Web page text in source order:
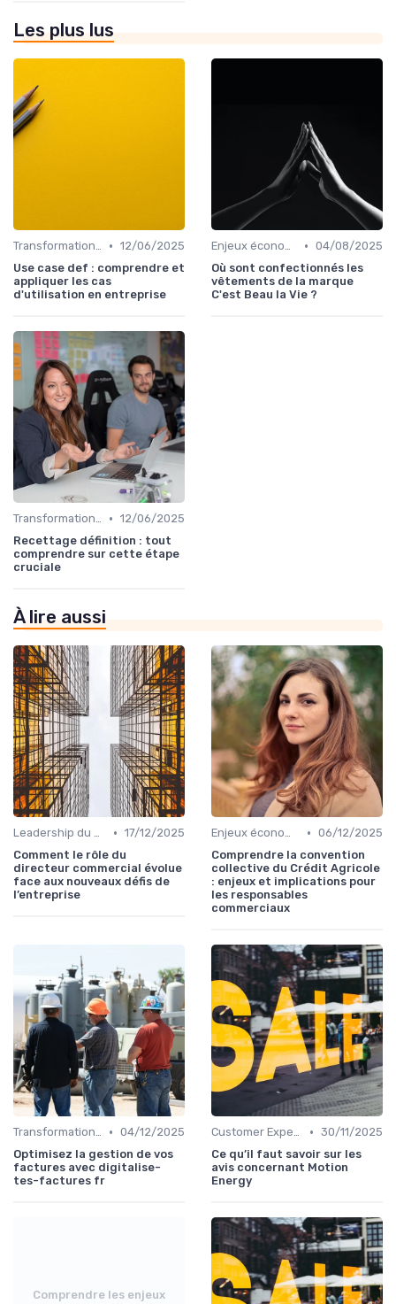
Les plus lus
Transformation digitale des ventes • 12/06/2025
Use case def : comprendre et
appliquer les cas
d'utilisation en entreprise
Enjeux économiques et marché B2B • 04/08/2025
Où sont confectionnés les
vêtements de la marque
C'est Beau la Vie ?
Transformation digitale des ventes • 12/06/2025
Recettage définition : tout
comprendre sur cette étape
cruciale
À lire aussi
Leadership du directeur commercial • 17/12/2025
Comment le rôle du
directeur commercial évolue
face aux nouveaux défis de
l’entreprise
Enjeux économiques et marché B2B • 06/12/2025
Comprendre la convention
collective du Crédit Agricole
: enjeux et implications pour
les responsables
commerciaux
Transformation digitale des ventes • 04/12/2025
Optimisez la gestion de vos
factures avec digitalise-
tes-factures fr
Customer Experience & rétention clients • 30/11/2025
Ce qu’il faut savoir sur les
avis concernant Motion
Energy
Comprendre les enjeux